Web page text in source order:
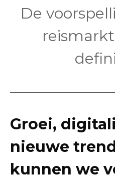
De
Groei,
nieuwe
kunnen we